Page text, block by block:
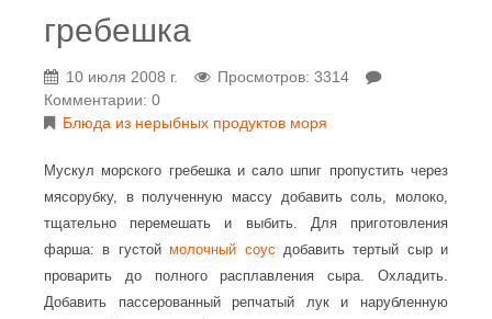
гребешка
10 июля 2008 г.
Просмотров: 3314
Комментарии: 0
Блюда из нерыбных продуктов моря
Мускул морского гребешка и сало шпиг пропустить через
мясорубку, в полученную массу добавить соль, молоко,
тщательно перемешать и выбить. Для приготовления
фарша: в густоймолочный соус добавить тертый сыр и
проварить до полного расплавления сыра. Охладить.
Добавить пассерованный репчатый лук и нарубленную